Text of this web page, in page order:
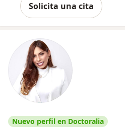
Solicita una cita
Nuevo perfil en Doctoralia